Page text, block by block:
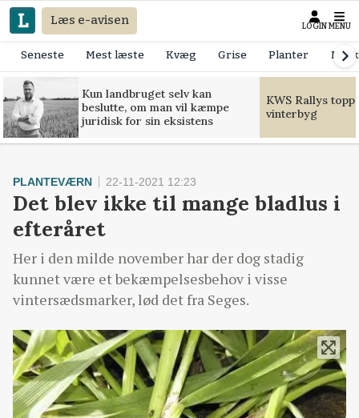
Læs e-avisen LOGIN MENU
Seneste Mest læste Kvæg Grise Planter
Kun landbruget selv kan
beslutte, om man vil kæmpe
juridisk for sin eksistens
KWS Rallys
vinterbyg
PLANTEVÆRN 22-11-2021 12:23
Det blev ikke til mange bladlus i
efteråret
Her i den milde november har der dog stadig
kunnet være et bekæmpelsesbehov i visse
vintersædsmarker, lød det fra Seges.